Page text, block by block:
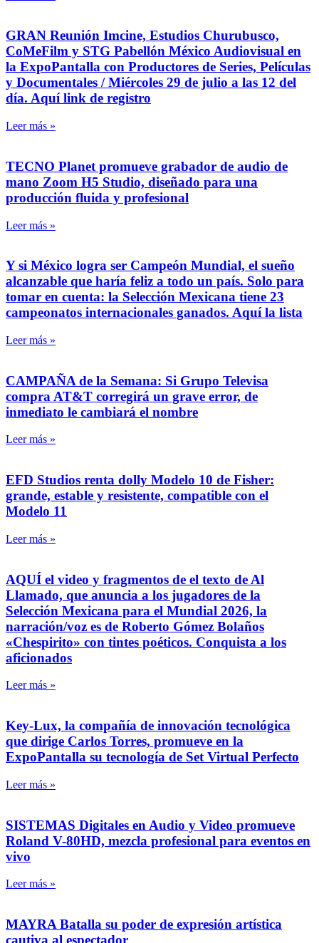
GRAN Reunión Imcine, Estudios Churubusco,
CoMeFilm y STG Pabellón México Audiovisual en
la ExpoPantalla con Productores de Series, Películas
y Documentales / Miércoles 29 de julio a las 12 del
día. Aquí link de registro
Leer más »
TECNO Planet promueve grabador de audio de
mano Zoom H5 Studio, diseñado para una
producción fluida y profesional
Leer más »
Y si México logra ser Campeón Mundial, el sueño
alcanzable que haría feliz a todo un país. Solo para
tomar en cuenta: la Selección Mexicana tiene 23
campeonatos internacionales ganados. Aquí la lista
Leer más »
CAMPAÑA de la Semana: Si Grupo Televisa
compra AT&T corregirá un grave error, de
inmediato le cambiará el nombre
Leer más »
EFD Studios renta dolly Modelo 10 de Fisher:
grande, estable y resistente, compatible con el
Modelo 11
Leer más »
AQUÍ el video y fragmentos de el texto de Al
Llamado, que anuncia a los jugadores de la
Selección Mexicana para el Mundial 2026, la
narración/voz es de Roberto Gómez Bolaños
«Chespirito» con tintes poéticos. Conquista a los
aficionados
Leer más »
Key-Lux, la compañía de innovación tecnológica
que dirige Carlos Torres, promueve en la
ExpoPantalla su tecnología de Set Virtual Perfecto
Leer más »
SISTEMAS Digitales en Audio y Video promueve
Roland V-80HD, mezcla profesional para eventos en
vivo
Leer más »
MAYRA Batalla su poder de expresión artística
cautiva al espectador